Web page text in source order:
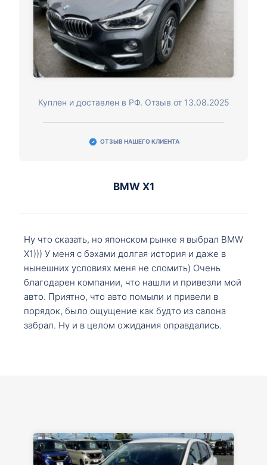
Куплен и доставлен в РФ. Отзыв от 13.08.2025
ОТЗЫВ НАШЕГО КЛИЕНТА
BMW X1
Ну что сказать, но японском рынке я выбрал BMW
X1))) У меня с бэхами долгая история и даже в
нынешних условиях меня не сломить) Очень
благодарен компании, что нашли и привезли мой
авто. Приятно, что авто помыли и привели в
порядок, было ощущение как будто из салона
забрал. Ну и в целом ожидания оправдались.